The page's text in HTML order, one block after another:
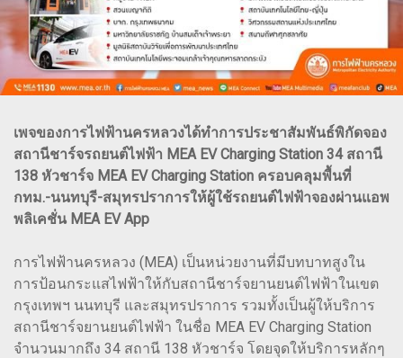
เพจของการไฟฟ้านครหลวงได้ทำการประชาสัมพันธ์พิกัดจอง
สถานีชาร์จรถยนต์ไฟฟ้า MEA EV Charging Station 34 สถานี
138 หัวชาร์จ MEA EV Charging Station ครอบคลุมพื้นที่
กทม.-นนทบุรี-สมุทรปราการให้ผู้ใช้รถยนต์ไฟฟ้าจองผ่านแอพ
พลิเคชั่น MEA EV App
การไฟฟ้านครหลวง (MEA) เป็นหน่วยงานที่มีบทบาทสูงใน
การป้อนกระแสไฟฟ้าให้กับสถานีชาร์จยานยนต์ไฟฟ้าในเขต
กรุงเทพฯ นนทบุรี และสมุทรปราการ รวมทั้งเป็นผู้ให้บริการ
สถานีชาร์จยานยนต์ไฟฟ้า ในชื่อ MEA EV Charging Station
จำนวนมากถึง 34 สถานี 138 หัวชาร์จ โดยจุดให้บริการหลักๆ